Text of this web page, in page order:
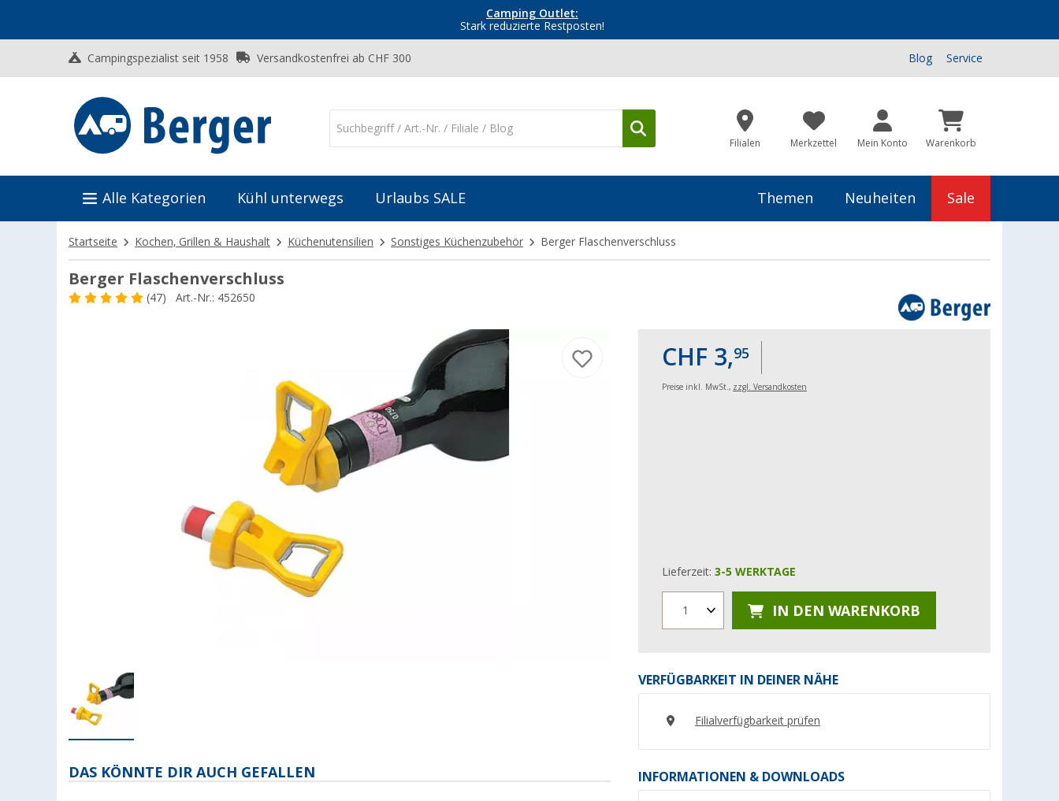
Camping Outlet:
Stark reduzierte Restposten!
Campingspezialist seit 1958 Versandkostenfrei ab CHF 300 Blog Service
Filialen Merkzettel Mein Konto Warenkorb
Alle Kategorien Kühl unterwegs Urlaubs SALE Themen Neuheiten Sale
Startseite Kochen, Grillen & Haushalt Küchenutensilien Sonstiges Küchenzubehör Berger Flaschenverschluss
Berger Flaschenverschluss
(47) Art.-Nr.: 452650
CHF 3,95
Preise inkl. MwSt., zzgl. Versandkosten
Lieferzeit: 3-5 WERKTAGE
1 IN DEN WARENKORB
VERFÜGBARKEIT IN DEINER NÄHE
Filialverfügbarkeit prüfen
INFORMATIONEN & DOWNLOADS
DAS KÖNNTE DIR AUCH GEFALLEN